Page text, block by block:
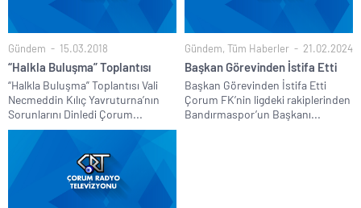
Gündem 15.03.2018
“Halkla Buluşma” Toplantısı
“Halkla Buluşma” Toplantısı Vali
Necmeddin Kılıç Yavruturna’nın
Sorunlarını Dinledi Çorum...
Gündem, Tüm Haberler 21.02.2024
Başkan Görevinden İstifa Etti
Başkan Görevinden İstifa Etti
Çorum FK’nin ligdeki rakiplerinden
Bandırmaspor’un Başkanı...